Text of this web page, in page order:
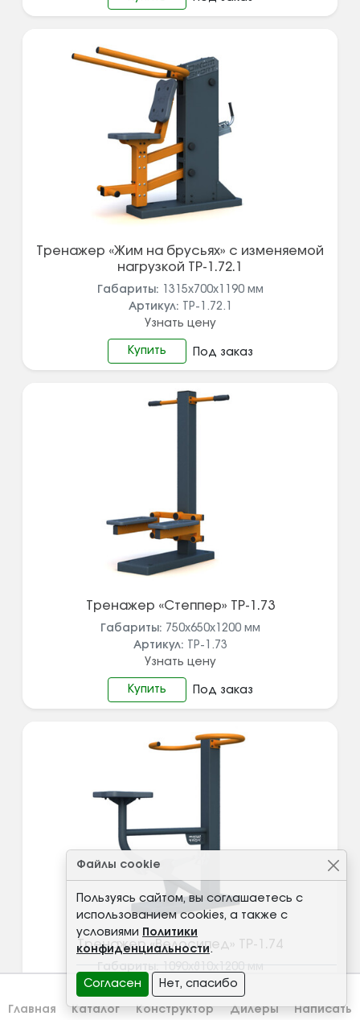
Тренажер «Жим на брусьях» с изменяемой
нагрузкой ТР-1.72.1
Габариты: 1315х700х1190 мм
Артикул: ТР-1.72.1
Узнать цену
Купить Под заказ
Тренажер «Степпер» ТР-1.73
Габариты: 750х650х1200 мм
Артикул: ТР-1.73
Узнать цену
Купить Под заказ
Тренажер «Велосипед» ТР-1.74
Артикул: ТР-1.74
Узнать цену
Файлы cookie
Пользуясь сайтом, вы соглашаетесь с
использованием cookies, а также с
условиями Политики
конфиденциальности.
Согласен Нет, спасибо
Главная Каталог Конструктор Дилеры Написать